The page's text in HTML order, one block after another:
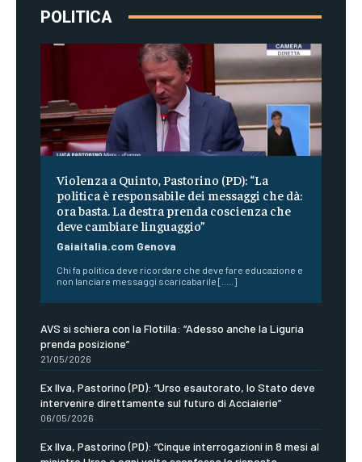
POLITICA
Violenza a Quinto, Pastorino (PD): “La
politica è responsabile dei messaggi che dà:
ora basta. La destra prenda coscienza che
deve cambiare linguaggio”
Gaiaitalia.com Genova
Chi fa politica deve ricordare che deve fare educazione e
non lanciare messaggi scaricabarile [.....]
AVS si schiera con la Flotilla: “Adesso anche la Liguria
prenda posizione”
21/05/2026
Ex Ilva, Pastorino (PD): “Urso esautorato, lo Stato deve
intervenire direttamente sul futuro di Acciaierie”
06/05/2026
Ex Ilva, Pastorino (PD): “Cinque interrogazioni in 8 mesi al